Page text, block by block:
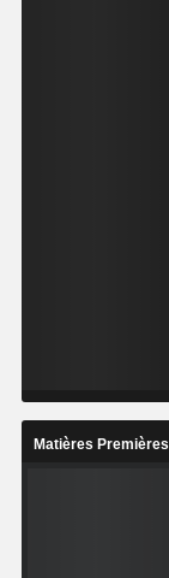
Matières Premières